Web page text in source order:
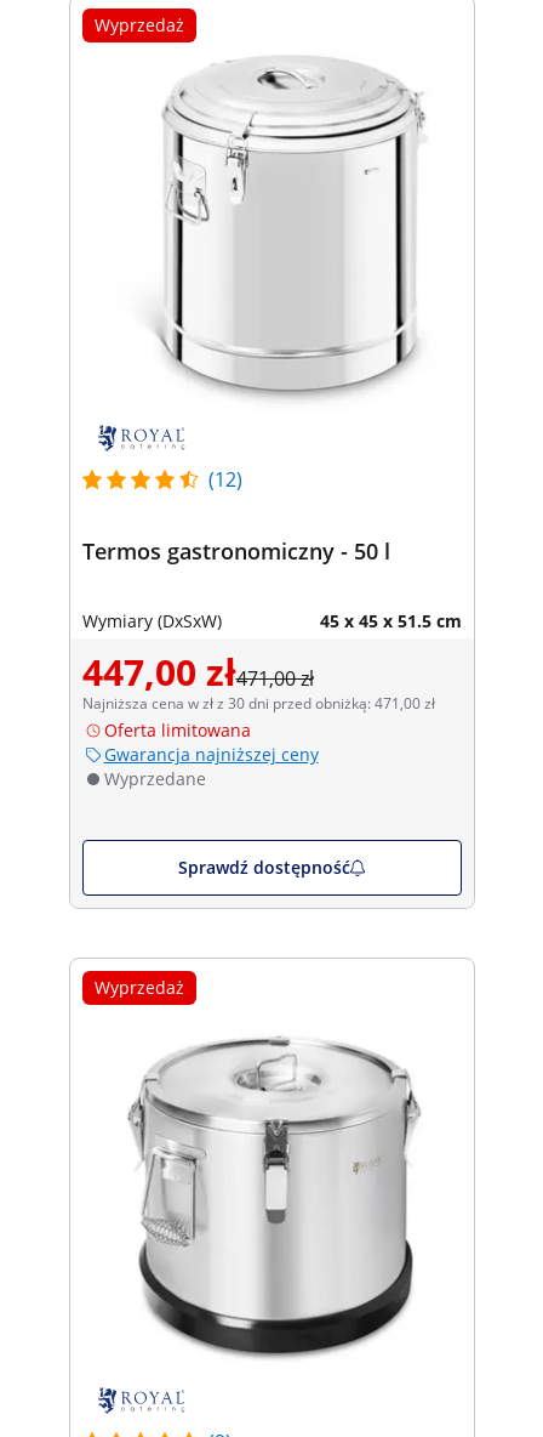
Wyprzedaż
(12)
Termos gastronomiczny - 50 l
Wymiary (DxSxW) 45 x 45 x 51.5 cm
447,00 zł471,00 zł
Najniższa cena w zł z 30 dni przed obniżką: 471,00 zł
Oferta limitowana
Gwarancja najniższej ceny
Wyprzedane
Sprawdź dostępność
Wyprzedaż